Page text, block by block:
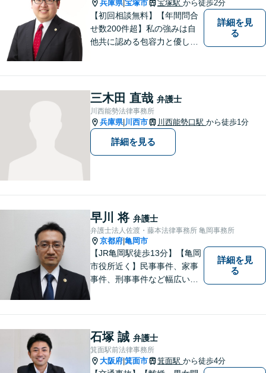
兵庫県|宝塚市 宝塚駅 から徒歩2分
【初回相談無料】【年間問合
せ数200件超】私の強みは自
他共に認める包容力と優しさ
お一人で悩まずに、一度ご相
談にいらしてください。【現
役非常勤裁判官】【宝塚駅徒
歩3分】
詳細を見
る
三木田 直哉 弁護士
川西能勢法律事務所
兵庫県| 川西市 川西能勢口駅 から徒歩1分
詳細を見る
早川 将 弁護士
弁護士法人佐渡・藤本法律事務所 亀岡事務所
京都府 亀岡市
【JR亀岡駅徒歩13分】【亀岡
市役所近く】民事事件、家事
事件、刑事事件など幅広い分
い法的サービスを提供できる
よう努めて参ります。 何でも
お気軽ご相談ください。
詳細を見
る
石塚 誠 弁護士
箕面駅前法律事務所
大阪府 箕面市 箕面駅 から徒歩4分